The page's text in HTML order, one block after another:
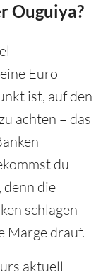
Ouguiya?
Euro
ist, auf den
achten – das
du
denn die
schlagen
Marge drauf.
aktuell